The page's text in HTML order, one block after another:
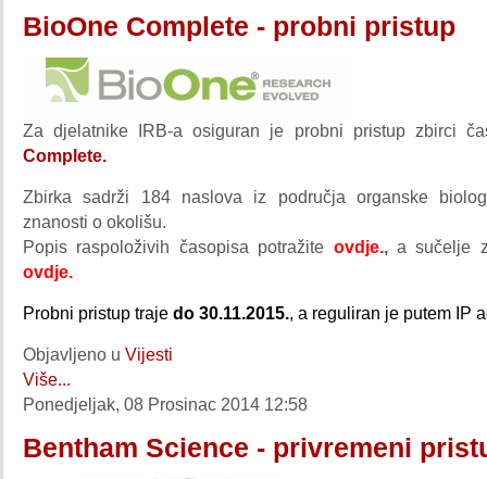
BioOne Complete - probni pristup
Za djelatnike IRB-a osiguran je probni pristup zbirci
Complete.
Zbirka sadrži 184 naslova iz područja organske
znanosti o okolišu.
Popis raspoloživih časopisa potražite ovdje., a sučelje
ovdje.
Probni pristup traje do 30.11.2015., a reguliran je putem IP
Objavljeno u Vijesti
Više...
Ponedjeljak, 08 Prosinac 2014 12:58
Bentham Science - privremeni